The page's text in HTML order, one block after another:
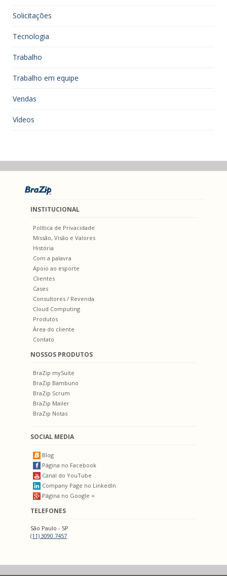
Solicitações
Tecnologia
Trabalho
Trabalho em equipe
Vendas
Vídeos
INSTITUCIONAL
Política de Privacidade
Missão, Visão e Valores
História
Com a palavra
Apoio ao esporte
Clientes
Cases
Consultores / Revenda
Cloud Computing
Produtos
Área do cliente
Contato
NOSSOS PRODUTOS
BraZip mySuite
BraZip Bambuno
BraZip Scrum
BraZip Mailer
BraZip Notas
SOCIAL MEDIA
Blog
Página no Facebook
Canal do YouTube
Company Page no LinkedIn
Página no Google +
TELEFONES
São Paulo - SP
(11) 3090.7457